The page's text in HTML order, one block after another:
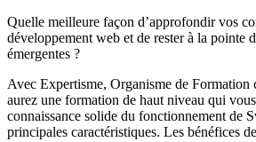
Quelle meilleure façon d’approfondir vos
développement web et de rester à la pointe
émergentes ?
Avec Expertisme, Organisme de
aurez une formation de haut niveau qui
connaissance solide du fonctionnement de
principales caractéristiques. Les bénéfices